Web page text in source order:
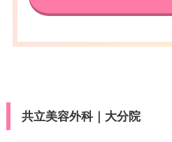
共立美容外科｜大分院